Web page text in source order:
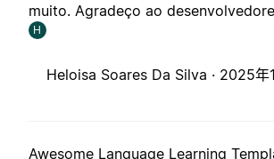
muito. Agradeço ao
H
Heloisa Soares Da Silva · 2025年
Awesome Language Learning